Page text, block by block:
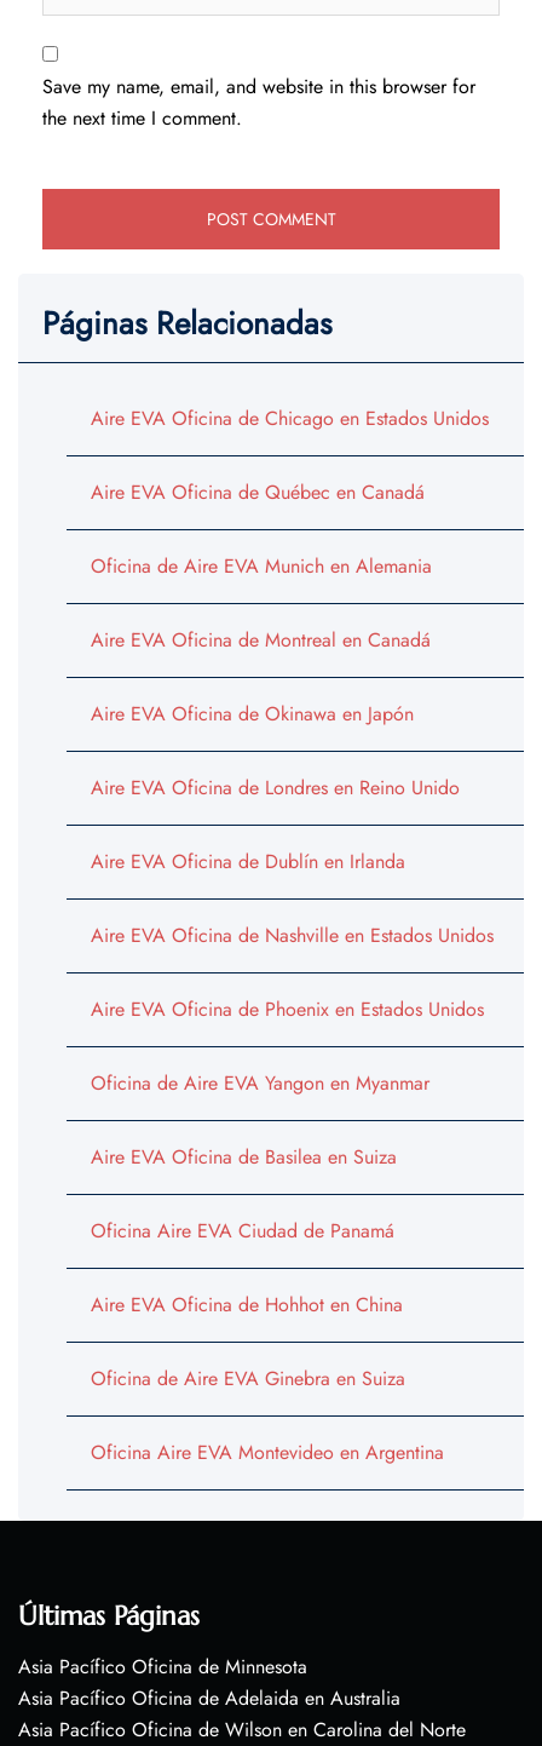
Save my name, email, and website in this browser for
the next time I comment.
Páginas Relacionadas
Aire EVA Oficina de Chicago en Estados Unidos
Aire EVA Oficina de Québec en Canadá
Oficina de Aire EVA Munich en Alemania
Aire EVA Oficina de Montreal en Canadá
Aire EVA Oficina de Okinawa en Japón
Aire EVA Oficina de Londres en Reino Unido
Aire EVA Oficina de Dublín en Irlanda
Aire EVA Oficina de Nashville en Estados Unidos
Aire EVA Oficina de Phoenix en Estados Unidos
Oficina de Aire EVA Yangon en Myanmar
Aire EVA Oficina de Basilea en Suiza
Oficina Aire EVA Ciudad de Panamá
Aire EVA Oficina de Hohhot en China
Oficina de Aire EVA Ginebra en Suiza
Oficina Aire EVA Montevideo en Argentina
Últimas Páginas
Asia Pacífico Oficina de Minnesota
Asia Pacífico Oficina de Adelaida en Australia
Asia Pacífico Oficina de Wilson en Carolina del Norte